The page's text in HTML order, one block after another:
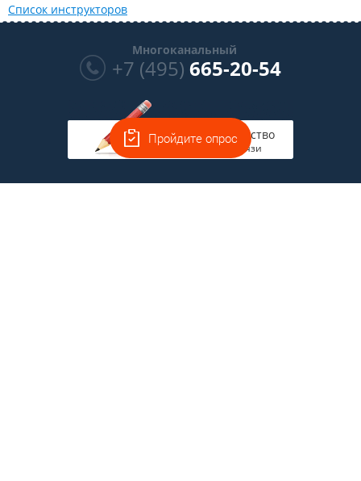
Список инструкторов
Многоканальный
+7 (495) 665-20-54
Руководство
на связи
Пройдите опрос